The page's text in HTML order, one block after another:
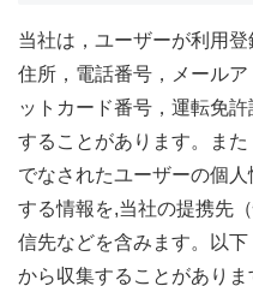
当社は，ユーザーが利用
住所，電話番号，メール
ットカード番号，運転免
することがあります。ま
でなされたユーザーの個
する情報を,当社の提携先
信先などを含みます。以
から収集することがありま